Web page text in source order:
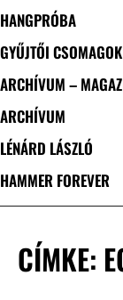
HANGPRÓBA
GYŰJTŐI CSOMAGOK
ARCHÍVUM –
ARCHÍVUM
LÉNÁRD LÁSZLÓ
HAMMER FOREVER
CÍMKE: